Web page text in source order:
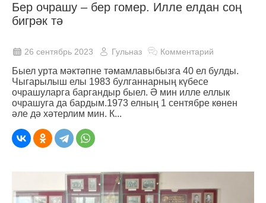
Бер очрашу – бер гомер. Илле елдан соң
бигрәк тә
26 сентябрь 2023 Гульназ Комментарий
Быел урта мәктәпне тәмамлавыбызга 40 ел булды.
Чыгарылыш елы 1983 булганнарның күбесе
очрашуларга баргандыр быел. Ә мин илле еллык
очрашуга да бардым.1973 елның 1 сентябре көнен
әле дә хәтерлим мин. К...